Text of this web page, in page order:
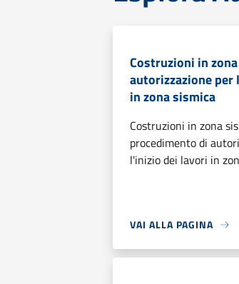
Costruzioni in
autorizzazione
in zona sismica
Costruzioni in zona
procedimento di
l'inizio dei lavori in
VAI ALLA PAGINA